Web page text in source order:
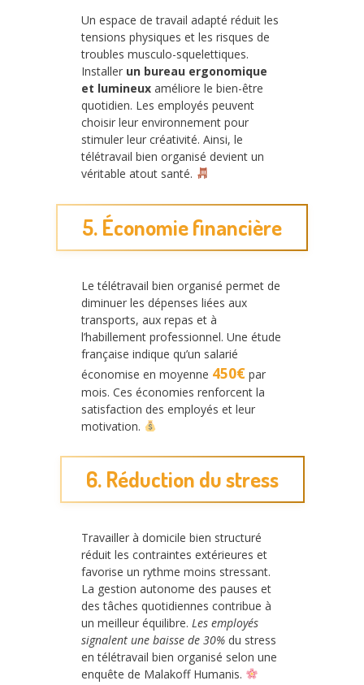
Un espace de travail adapté réduit les
tensions physiques et les risques de
troubles musculo-squelettiques.
Installer un bureau ergonomique
et lumineux améliore le bien-être
quotidien. Les employés peuvent
choisir leur environnement pour
stimuler leur créativité. Ainsi, le
télétravail bien organisé devient un
véritable atout santé.
5. Économie financière
Le télétravail bien organisé permet de
diminuer les dépenses liées aux
transports, aux repas et à
l’habillement professionnel. Une étude
française indique qu’un salarié
économise en moyenne 450€ par
mois. Ces économies renforcent la
satisfaction des employés et leur
motivation.
6. Réduction du stress
Travailler à domicile bien structuré
réduit les contraintes extérieures et
favorise un rythme moins stressant.
La gestion autonome des pauses et
des tâches quotidiennes contribue à
un meilleur équilibre. Les employés
signalent une baisse de 30% du stress
en télétravail bien organisé selon une
enquête de Malakoff Humanis.